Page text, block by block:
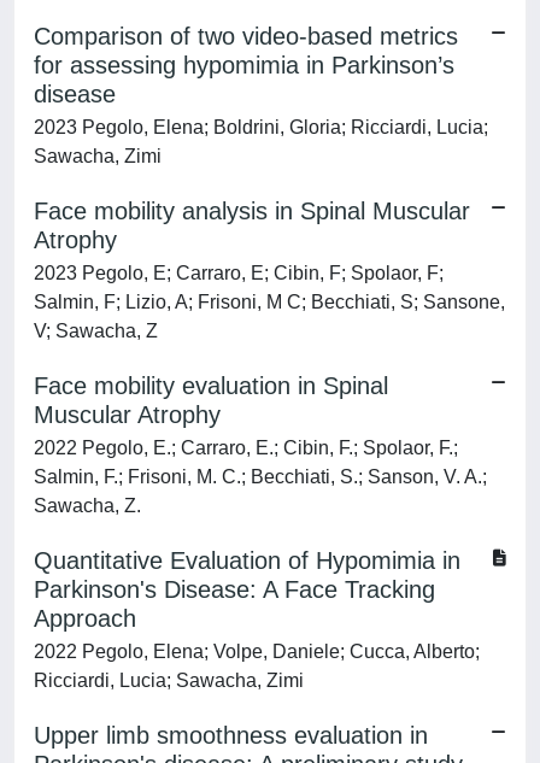
Comparison of two video-based metrics
for assessing hypomimia in Parkinson’s
disease
2023 Pegolo, Elena; Boldrini, Gloria; Ricciardi, Lucia;
Sawacha, Zimi
Face mobility analysis in Spinal Muscular
Atrophy
2023 Pegolo, E; Carraro, E; Cibin, F; Spolaor, F;
Salmin, F; Lizio, A; Frisoni, M C; Becchiati, S; Sansone,
V; Sawacha, Z
Face mobility evaluation in Spinal
Muscular Atrophy
2022 Pegolo, E.; Carraro, E.; Cibin, F.; Spolaor, F.;
Salmin, F.; Frisoni, M. C.; Becchiati, S.; Sanson, V. A.;
Sawacha, Z.
Quantitative Evaluation of Hypomimia in
Parkinson's Disease: A Face Tracking
Approach
2022 Pegolo, Elena; Volpe, Daniele; Cucca, Alberto;
Ricciardi, Lucia; Sawacha, Zimi
Upper limb smoothness evaluation in